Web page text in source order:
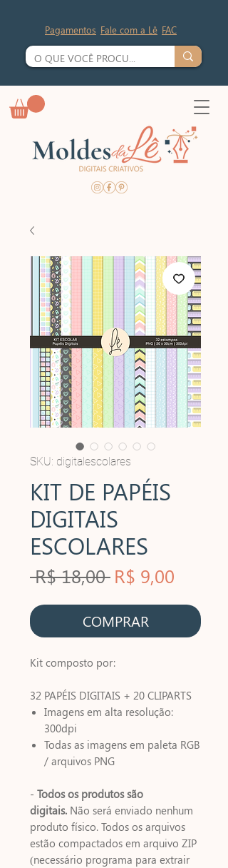
Pagamentos Fale com a Lê FAC
SKU: digitalescolares
KIT DE PAPÉIS
DIGITAIS
ESCOLARES
R$ 18,00 Preço
normal
R$ 9,00
COMPRAR
Kit composto por:
32 PAPÉIS DIGITAIS + 20 CLIPARTS
Imagens em alta resolução:
300dpi
Todas as imagens em paleta RGB
/ arquivos PNG
- Todos os produtos são
digitais. Não será enviado nenhum
produto físico. Todos os arquivos
estão compactados em arquivo ZIP
(necessário programa para extrair